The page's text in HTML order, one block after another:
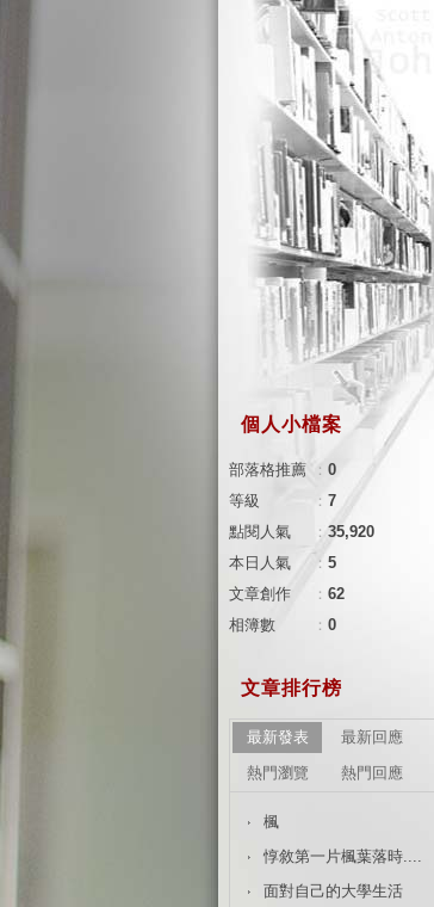
個人小檔案
部落格推薦 ： 0
等級
： 7
點閱人氣
：35,920
本日人氣
： 5
文章創作
： 62
相簿數
： 0
文章排行榜
最新發表 最新回應
熱門瀏覽
熱門回應
楓
惇敘第一片楓葉落時....
面對自己的大學生活